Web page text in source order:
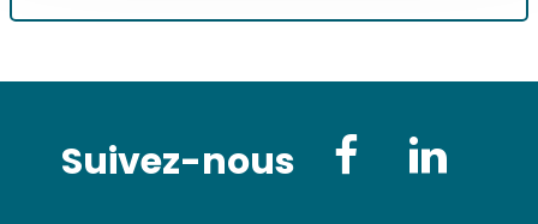
Suivez-nous